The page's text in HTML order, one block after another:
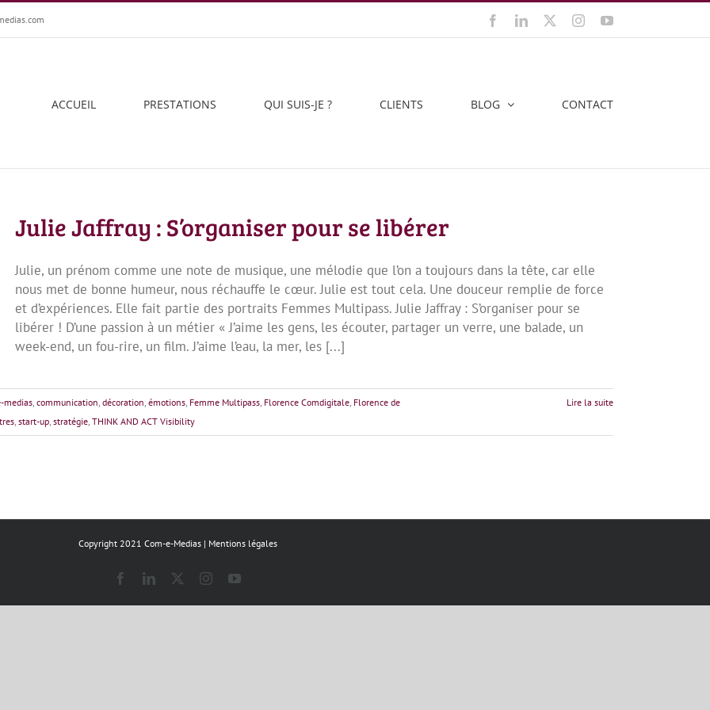
FacebookLinkedIn InstagramYouTube
ACCUEIL PRESTATIONS QUI SUIS-JE ? CLIENTS BLOG CONTACT
Julie Jaffray : S’organiser pour se libérer
Julie, un prénom comme une note de musique, une mélodie que l’on a toujours dans la tête, car elle
nous met de bonne humeur, nous réchauffe le cœur. Julie est tout cela. Une douceur remplie de force
et d’expériences. Elle fait partie des portraits Femmes Multipass. Julie Jaffray : S’organiser pour se
libérer ! D’une passion à un métier « J’aime les gens, les écouter, partager un verre, une balade, un
week-end, un fou-rire, un film. J’aime l’eau, la mer, les [...]
medias, communication, décoration, émotions, Femme Multipass, Florence Comdigitale, Florence de
, start-up, stratégie, THINK AND ACT Visibility
Lire la suite
Copyright 2021 Com-e-Medias | Mentions légales
FacebookLinkedIn InstagramYouTube